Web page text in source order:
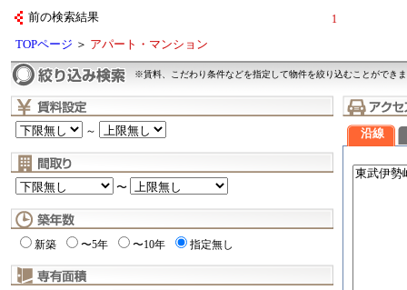
前の検索結果 1
TOPページ ＞ アパート・マンション
※賃料、こだわり条件などを指定して物件を絞り込むことができ
～
〜
新築 〜5年 〜10年 指定無し
沿線